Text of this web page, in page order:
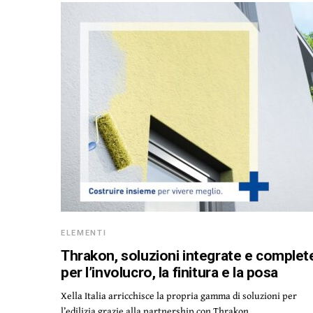
ELEMENTI
Thrakon, soluzioni integrate e
per l’involucro, la finitura e la posa
Xella Italia arricchisce la propria gamma di soluzioni per